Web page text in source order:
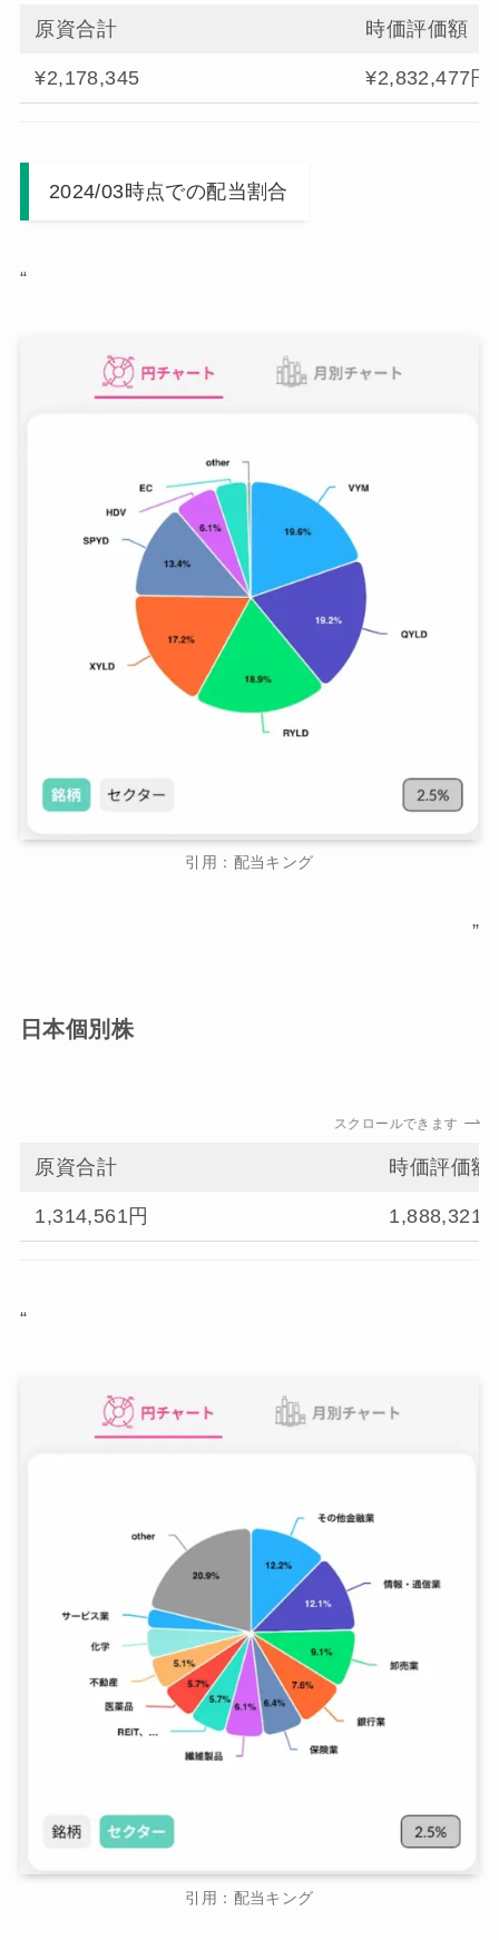
原資合計 時価評価額
¥2,178,345 ¥2,832,477円
2024/03時点での配当割合
“
引用：配当キング
”
日本個別株
スクロールできます
原資合計 時価評価額
1,314,561円 1,888,321
“
引用：配当キング